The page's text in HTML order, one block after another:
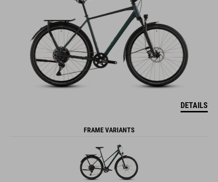
DETAILS
FRAME VARIANTS